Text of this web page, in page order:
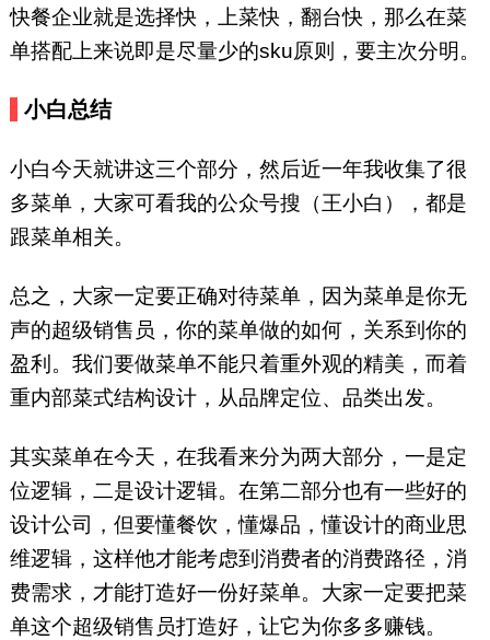
快餐企业就是选择快，上菜快，翻台快，那么在菜
单搭配上来说即是尽量少的sku原则，要主次分明。
小白总结
小白今天就讲这三个部分，然后近一年我收集了很
多菜单，大家可看我的公众号搜（王小白），都是
跟菜单相关。
总之，大家一定要正确对待菜单，因为菜单是你无
声的超级销售员，你的菜单做的如何，关系到你的
盈利。我们要做菜单不能只着重外观的精美，而着
重内部菜式结构设计，从品牌定位、品类出发。
其实菜单在今天，在我看来分为两大部分，一是定
位逻辑，二是设计逻辑。在第二部分也有一些好的
设计公司，但要懂餐饮，懂爆品，懂设计的商业思
维逻辑，这样他才能考虑到消费者的消费路径，消
费需求，才能打造好一份好菜单。大家一定要把菜
单这个超级销售员打造好，让它为你多多赚钱。